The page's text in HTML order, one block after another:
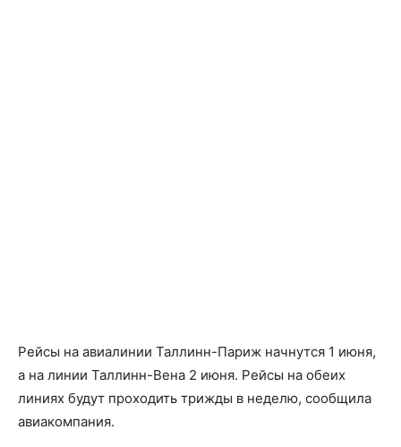
Рейсы на авиалинии Таллинн-Париж начнутся 1 июня,
а на линии Таллинн-Вена 2 июня. Рейсы на обеих
линиях будут проходить трижды в неделю, сообщила
авиакомпания.